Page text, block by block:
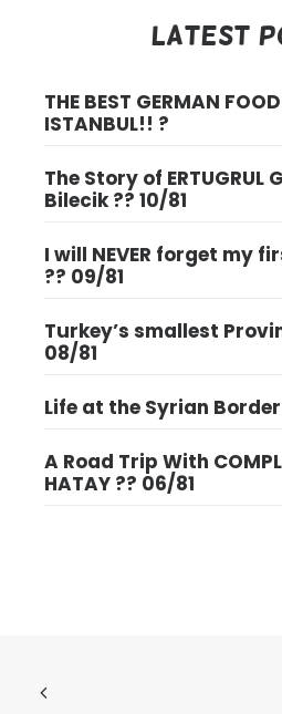
Latest
THE BEST GERMAN
ISTANBUL!! ?
The Story of ERTUGRUL
Bilecik ?? 10/81
I will NEVER forget my
?? 09/81
Turkey’s smallest
08/81
Life at the Syrian Border
A Road Trip With
HATAY ?? 06/81